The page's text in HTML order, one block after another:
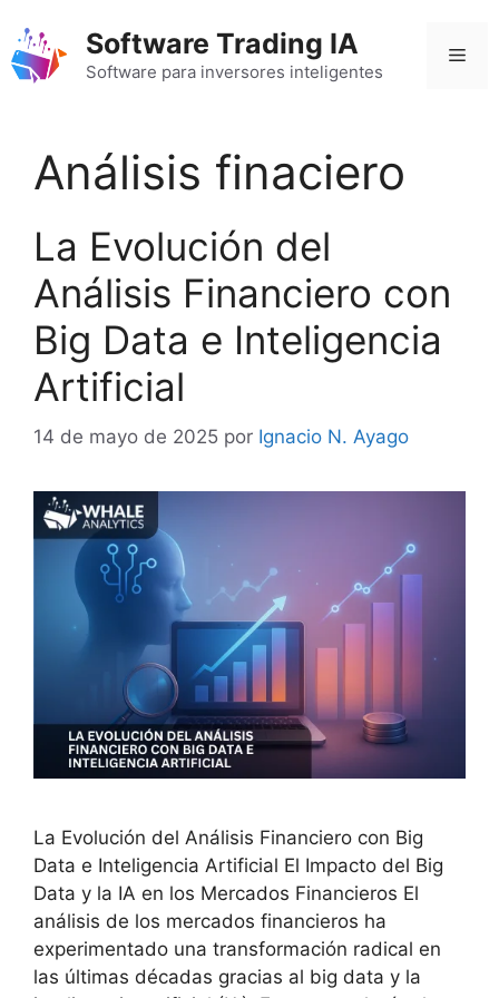
contenido
Software Trading IA
Software para inversores inteligentes
Análisis finaciero
La Evolución del
Análisis Financiero con
Big Data e Inteligencia
Artificial
14 de mayo de 2025 por Ignacio N. Ayago
La Evolución del Análisis Financiero con Big
Data e Inteligencia Artificial El Impacto del Big
Data y la IA en los Mercados Financieros El
análisis de los mercados financieros ha
experimentado una transformación radical en
las últimas décadas gracias al big data y la